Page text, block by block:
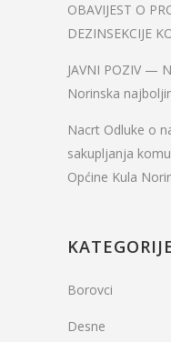
OBAVIJEST O
DEZINSEKCIJE
JAVNI POZIV —
Norinska
Nacrt Odluke o
sakupljanja
Općine Kula
Borovci
Desne